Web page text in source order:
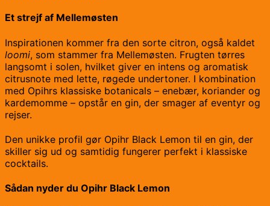
Et strejf af Mellemøsten
Inspirationen kommer fra den sorte citron, også kaldet
loomi, som stammer fra Mellemøsten. Frugten tørres
langsomt i solen, hvilket giver en intens og aromatisk
citrusnote med lette, røgede undertoner. I kombination
med Opihrs klassiske botanicals – enebær, koriander og
kardemomme – opstår en gin, der smager af eventyr og
rejser.
Den unikke profil gør Opihr Black Lemon til en gin, der
skiller sig ud og samtidig fungerer perfekt i klassiske
cocktails.
Sådan nyder du Opihr Black Lemon